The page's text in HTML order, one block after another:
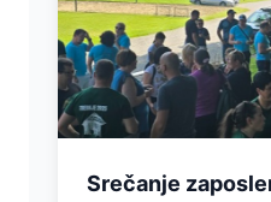
Srečanje